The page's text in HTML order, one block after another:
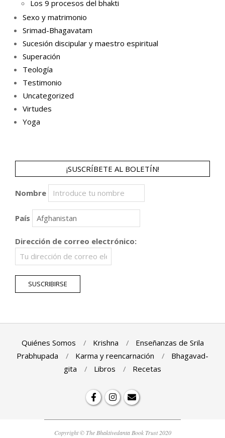
Los 9 procesos del bhakti
Sexo y matrimonio
Srimad-Bhagavatam
Sucesión discipular y maestro espiritual
Superación
Teología
Testimonio
Uncategorized
Virtudes
Yoga
¡SUSCRÍBETE AL BOLETÍN!
Nombre
País
Dirección de correo electrónico:
Quiénes Somos Krishna
Enseñanzas de Srila
Prabhupada
Karma y reencarnación
Bhagavad-
gita
Libros Recetas
Copyright © The Bhaktivedanta Book Trust 2020